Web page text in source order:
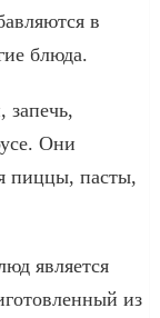
в
блюда.
Они
пиццы, пасты,
является
из